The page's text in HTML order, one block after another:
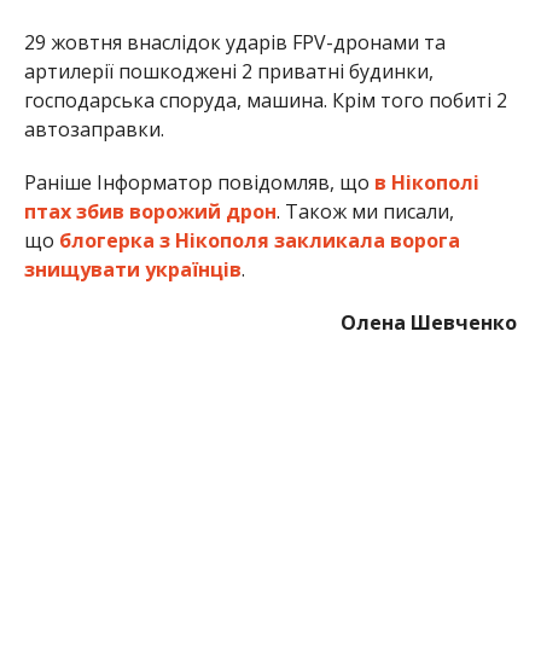
29 жовтня внаслідок ударів FPV-дронами та
артилерії пошкоджені 2 приватні будинки,
господарська споруда, машина. Крім того побиті 2
автозаправки.
Раніше Інформатор повідомляв, що в Нікополі
птах збив ворожий дрон. Також ми писали,
що блогерка з Нікополя закликала ворога
знищувати українців.
Олена Шевченко